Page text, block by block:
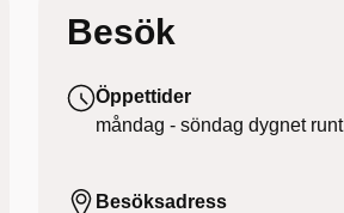
Besök
Öppettider
måndag - söndag dygnet runt
Besöksadress